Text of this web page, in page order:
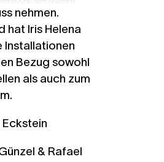
nehmen.
hat Iris Helena
Installationen
Bezug sowohl
als auch zum
Eckstein
& Rafael